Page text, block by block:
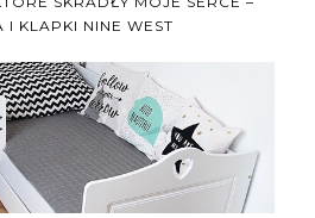
I KLAPKI NINE WEST